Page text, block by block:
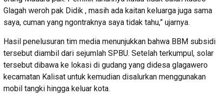
Glagah weroh pak Didik , masih ada kaitan keluarga juga sama
saya, cuman yang ngontraknya saya tidak tahu,” ujarnya.
Hasil penelusuran tim media menunjukkan bahwa BBM subsidi
tersebut diambil dari sejumlah SPBU. Setelah terkumpul, solar
tersebut dibawa ke lokasi di gudang yang didesa glagawero
kecamatan Kalisat untuk kemudian disalurkan menggunakan
mobil tangki hingga keluar kota.